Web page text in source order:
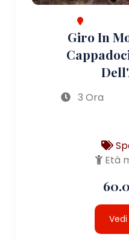
Giro In
3 Ora
Età